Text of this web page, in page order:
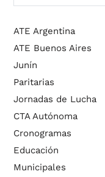
ATE Argentina
ATE Buenos Aires
Junín
Paritarias
Jornadas de Lucha
CTA Autónoma
Cronogramas
Educación
Municipales